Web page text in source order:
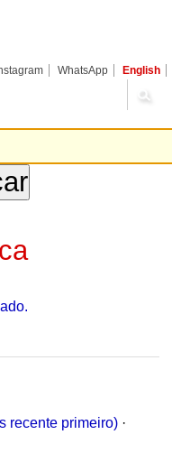
WhatsApp English
recente primeiro) ·